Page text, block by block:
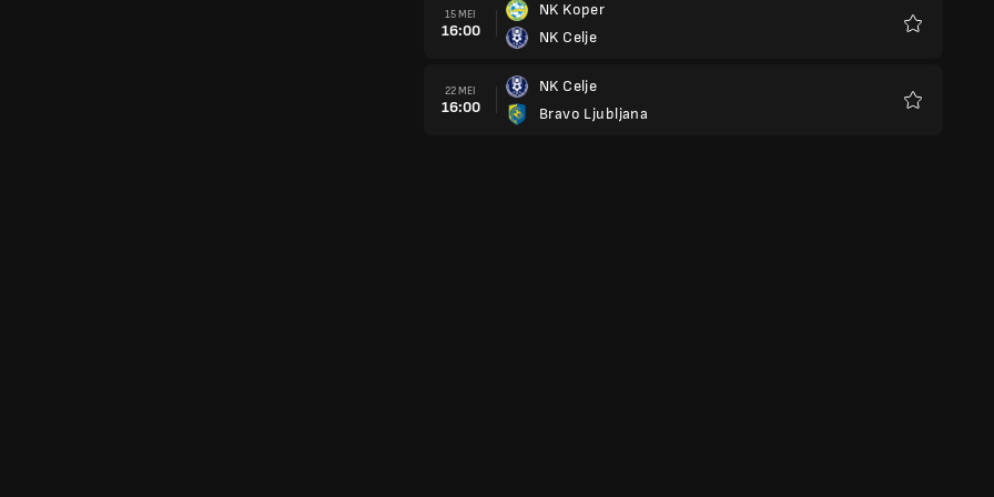
15 MEI
16:00
NK Koper
NK Celje
22 MEI
16:00
NK Celje
Bravo Ljubljana